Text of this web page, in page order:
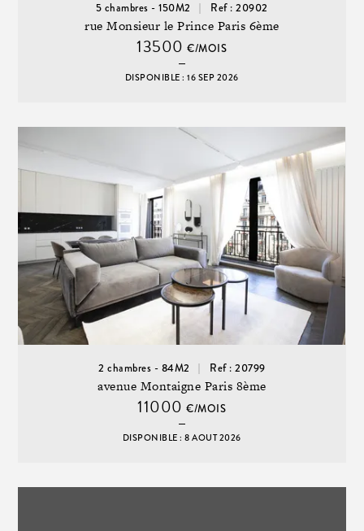
5 chambres - 150M2 Ref : 20902
rue Monsieur le Prince Paris 6ème
13500€/MOIS
DISPONIBLE : 16 SEP 2026
2 chambres - 84M2 Ref : 20799
avenue Montaigne Paris 8ème
11000€/MOIS
DISPONIBLE : 8 AOUT 2026